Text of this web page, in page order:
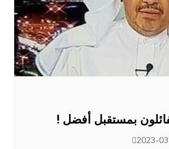
بمستقبل أفضل !
2023-